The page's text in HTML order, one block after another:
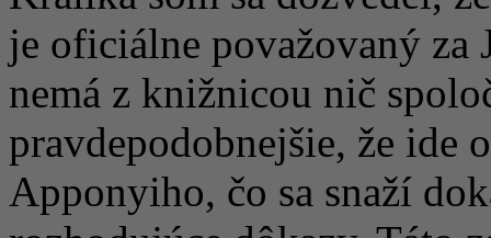
je oficiálne považovaný
nemá z knižnicou nič
pravdepodobnejšie, že ide
Apponyiho, čo sa snaží